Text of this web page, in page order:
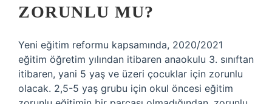
ZORUNLU MU?
Yeni eğitim reformu kapsamında, 2020/2021
eğitim öğretim yılından itibaren anaokulu 3. sınıftan
itibaren, yani 5 yaş ve üzeri çocuklar için zorunlu
olacak. 2,5-5 yaş grubu için okul öncesi eğitim